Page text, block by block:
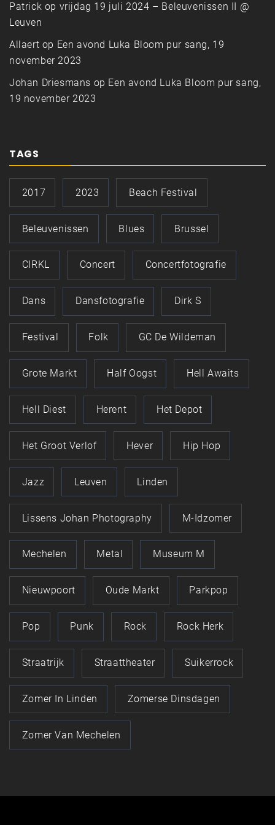
Patrick op vrijdag 19 juli 2024 – Beleuvenissen II @
Leuven
Allaert op Een avond Luka Bloom pur sang, 19
november 2023
Johan Driesmans op Een avond Luka Bloom pur sang,
19 november 2023
TAGS
2017 2023 Beach Festival
Beleuvenissen Blues Brussel
CIRKL Concert Concertfotografie
Dans Dansfotografie Dirk S
Festival Folk GC De Wildeman
Grote Markt Half Oogst Hell Awaits
Hell Diest Herent Het Depot
Het Groot Verlof Hever Hip Hop
Jazz Leuven Linden
Lissens Johan Photography M-Idzomer
Mechelen Metal Museum M
Nieuwpoort Oude Markt Parkpop
Pop Punk Rock Rock Herk
Straatrijk Straattheater Suikerrock
Zomer In Linden Zomerse Dinsdagen
Zomer Van Mechelen